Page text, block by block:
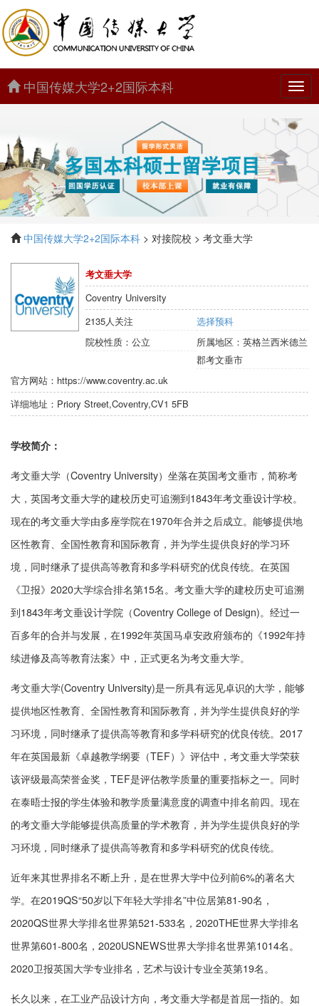
中
国
传
大
学
2+2
际
本
科
中国传媒大学2+2国际本科
中国传媒大学2+2国际本科 > 对接院校 > 考文垂大学
考文垂大学
Coventry University
2135人关注
选择预科
院校性质： 公立 所属地区：英格兰西米德兰
郡考文垂市
官方网站： https://www.coventry.ac.uk
详细地址： Priory Street,Coventry,CV1 5FB
学校简介：
考文垂大学（Coventry University）坐落在英国考文垂市，简称考
大，英国考文垂大学的建校历史可追溯到1843年考文垂设计学校。
现在的考文垂大学由多座学院在1970年合并之后成立。能够提供地
区性教育、全国性教育和国际教育，并为学生提供良好的学习环
境，同时继承了提供高等教育和多学科研究的优良传统。在英国
《卫报》2020大学综合排名第15名。考文垂大学的建校历史可追溯
到1843年考文垂设计学院（Coventry College of Design)。经过一
百多年的合并与发展，在1992年英国马卓安政府颁布的《1992年持
续进修及高等教育法案》中，正式更名为考文垂大学。
考文垂大学(Coventry University)是一所具有远见卓识的大学，能够
提供地区性教育、全国性教育和国际教育，并为学生提供良好的学
习环境，同时继承了提供高等教育和多学科研究的优良传统。2017
年在英国最新《卓越教学纲要（TEF）》评估中，考文垂大学荣获
该评级最高荣誉金奖，TEF是评估教学质量的重要指标之一。同时
在泰晤士报的学生体验和教学质量满意度的调查中排名前四。现在
的考文垂大学能够提供高质量的学术教育，并为学生提供良好的学
习环境，同时继承了提供高等教育和多学科研究的优良传统。
近年来其世界排名不断上升，是在世界大学中位列前6%的著名大
学。在2019QS“50岁以下年轻大学排名”中位居第81-90名，
2020QS世界大学排名世界第521-533名，2020THE世界大学排名
世界第601-800名，2020USNEWS世界大学排名世界第1014名。
2020卫报英国大学专业排名，艺术与设计专业全英第19名。
长久以来，在工业产品设计方向，考文垂大学都是首屈一指的。如